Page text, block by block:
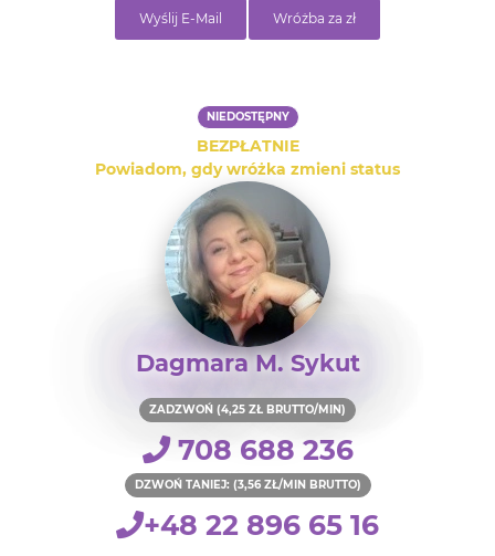
Wyślij E-Mail Wróżba za zł
NIEDOSTĘPNY
BEZPŁATNIE
Powiadom, gdy wróżka zmieni status
Dagmara M. Sykut
ZADZWOŃ (4,25 ZŁ BRUTTO/MIN)
708 688 236
DZWOŃ TANIEJ: (3,56 ZŁ/MIN BRUTTO)
+48 22 896 65 16